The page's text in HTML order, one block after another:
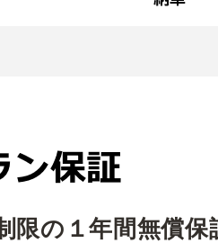
限の１年間無償保